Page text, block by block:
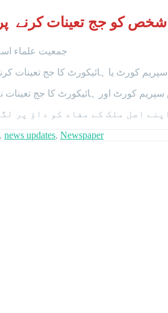
کو جج تعینات کرنے پر
جمعیت علماء
جج تعینات کرنے پرپابندی ہوگی، بل میں آئین کے
کورٹ اور ہائیکورٹ کا جج تعینات
اصل ملک کے مفاد کو داؤ پر
, news updates, Newspaper